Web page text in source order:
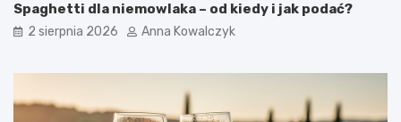
Spaghetti dla niemowlaka – od kiedy i jak podać?
2 sierpnia 2026 Anna Kowalczyk